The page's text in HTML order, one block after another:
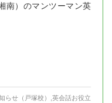
南）のマンツーマン英
らせ（戸塚校） 英会話お役立